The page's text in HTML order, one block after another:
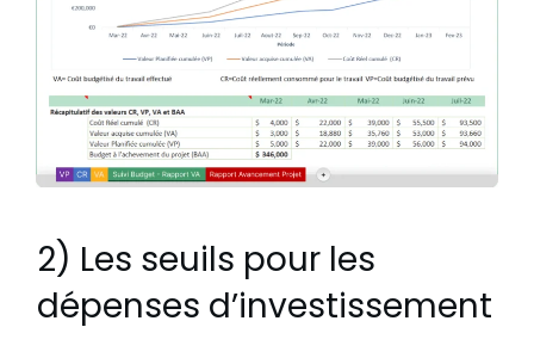
2) Les seuils pour les
dépenses d’investissement